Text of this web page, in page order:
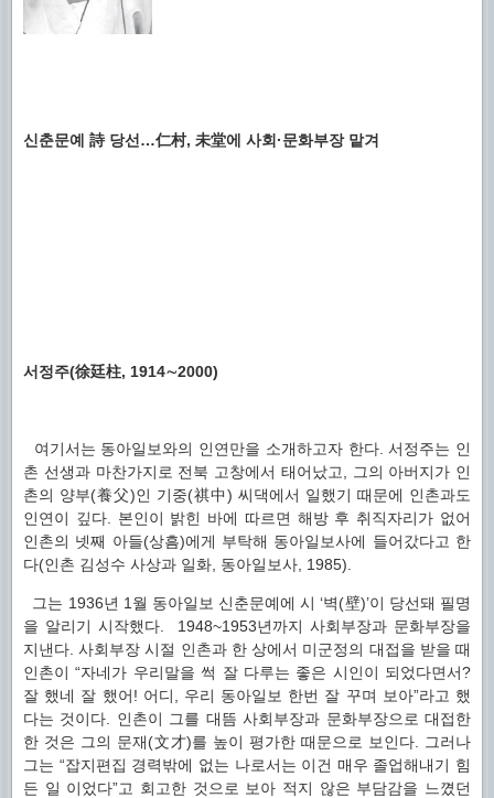
신춘문예 詩 당선…仁村, 未堂에 사회·문화부장 맡겨
서정주(徐廷柱, 1914∼2000)
여기서는 동아일보와의 인연만을 소개하고자 한다. 서정주는 인
촌 선생과 마찬가지로 전북 고창에서 태어났고, 그의 아버지가 인
촌의 양부(養父)인 기중(祺中) 씨댁에서 일했기 때문에 인촌과도
인연이 깊다. 본인이 밝힌 바에 따르면 해방 후 취직자리가 없어
인촌의 넷째 아들(상흠)에게 부탁해 동아일보사에 들어갔다고 한
다(인촌 김성수 사상과 일화, 동아일보사, 1985).
그는 1936년 1월 동아일보 신춘문예에 시 ‘벽(壁)’이 당선돼 필명
을 알리기 시작했다. 1948~1953년까지 사회부장과 문화부장을
지낸다. 사회부장 시절 인촌과 한 상에서 미군정의 대접을 받을 때
인촌이 “자네가 우리말을 썩 잘 다루는 좋은 시인이 되었다면서?
잘 했네 잘 했어! 어디, 우리 동아일보 한번 잘 꾸며 보아”라고 했
다는 것이다. 인촌이 그를 대뜸 사회부장과 문화부장으로 대접한
한 것은 그의 문재(文才)를 높이 평가한 때문으로 보인다. 그러나
그는 “잡지편집 경력밖에 없는 나로서는 이건 매우 졸업해내기 힘
든 일 이었다”고 회고한 것으로 보아 적지 않은 부담감을 느꼈던